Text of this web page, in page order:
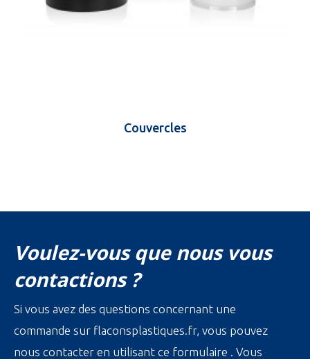
Couvercles
Voulez-vous que nous vous
contactions ?
Si vous avez des questions concernant une
commande sur flaconsplastiques.fr, vous pouvez
nous contacter en utilisant ce formulaire . Vous